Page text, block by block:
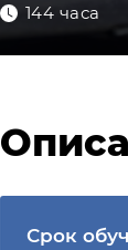
144 часа
Срок